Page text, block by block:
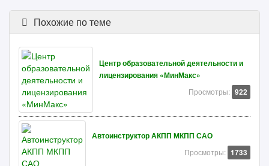
Похожие по теме
Центр образовательной деятельности и
лицензирования «МинМакс»
Просмотры: 922
Автоинструктор АКПП МКПП САО
Просмотры: 1733